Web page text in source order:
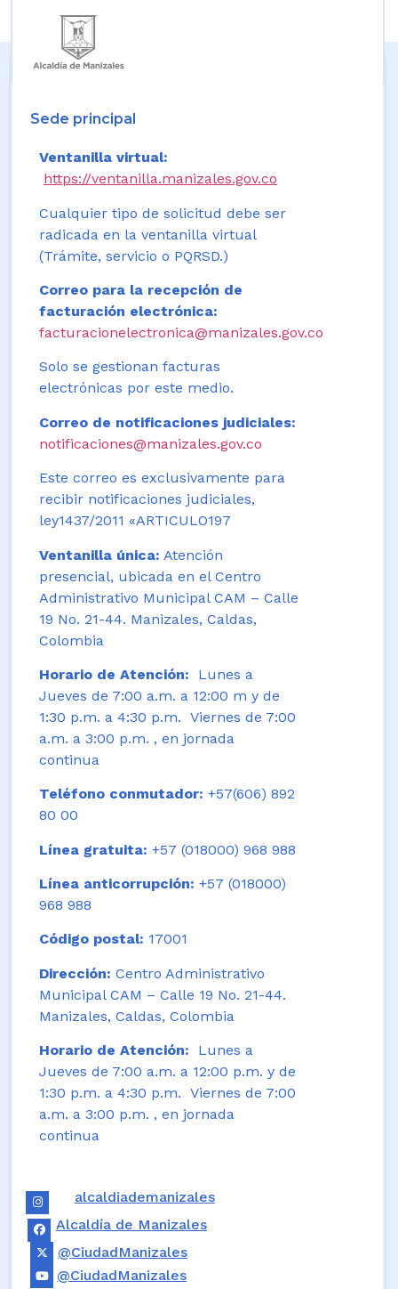
Sede principal
Ventanilla virtual:
https://ventanilla.manizales.gov.co
Cualquier tipo de solicitud debe ser
radicada en la ventanilla virtual
(Trámite, servicio o PQRSD.)
Correo para la recepción de
facturación electrónica:
facturacionelectronica@manizales.gov.co
Solo se gestionan facturas
electrónicas por este medio.
Correo de notificaciones judiciales:
notificaciones@manizales.gov.co
Este correo es exclusivamente para
recibir notificaciones judiciales,
ley1437/2011 «ARTICULO197
Ventanilla única: Atención
presencial, ubicada en el Centro
Administrativo Municipal CAM – Calle
19 No. 21-44. Manizales, Caldas,
Colombia
Horario de Atención:
Lunes a
Jueves de 7:00 a.m. a 12:00 m y de
1:30 p.m. a 4:30 p.m. Viernes de 7:00
a.m. a 3:00 p.m. , en jornada
continua
Teléfono conmutador: +57(606) 892
80 00
Línea gratuita: +57 (018000) 968 988
Línea anticorrupción: +57 (018000)
968 988
Código postal: 17001
Dirección: Centro Administrativo
Municipal CAM – Calle 19 No. 21-44.
Manizales, Caldas, Colombia
Horario de Atención: Lunes a
Jueves de 7:00 a.m. a 12:00 p.m. y de
1:30 p.m. a 4:30 p.m. Viernes de 7:00
a.m. a 3:00 p.m. , en jornada
continua
alcaldiademanizales
Alcaldía de Manizales
@CiudadManizales
@CiudadManizales